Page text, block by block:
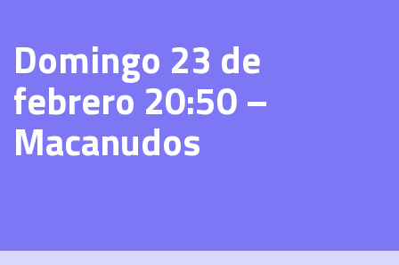
Domingo 23 de
febrero 20:50 –
Macanudos